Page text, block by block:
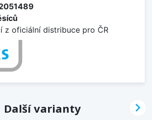
z oficiální distribuce pro ČR
Další varianty 